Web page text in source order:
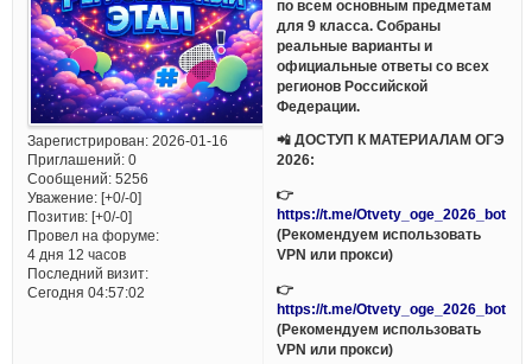
Зарегистрирован: 2026-01-16
Приглашений:0
Сообщений:5256
Уважение: [+0/-0]
Позитив: [+0/-0]
Провел на форуме:
4 дня 12 часов
Последний визит:
Сегодня 04:57:02
по всем основным предметам
для 9 класса. Собраны
реальные варианты и
официальные ответы со всех
регионов Российской
Федерации.
📲 ДОСТУП К МАТЕРИАЛАМ ОГЭ
2026:
👉
https://t.me/Otvety_oge_2026_bot
(Рекомендуем использовать
VPN или прокси)
👉
https://t.me/Otvety_oge_2026_bot
(Рекомендуем использовать
VPN или прокси)